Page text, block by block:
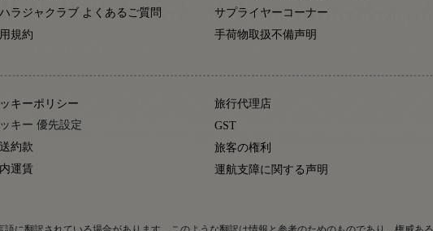
ラジャクラブ よくあるご質問
規約
サプライヤーコーナー
手荷物取扱不備声明
キーポリシー
キー 優先設定
約款
運賃
旅行代理店
GST
旅客の権利
運航支障に関する声明